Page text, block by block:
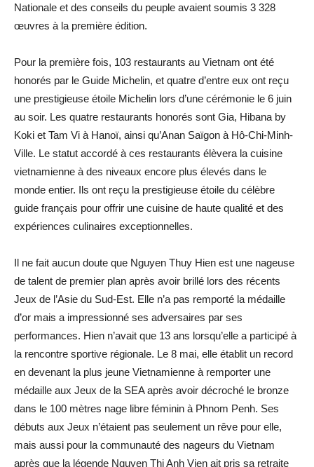
Nationale et des conseils du peuple avaient soumis 3 328
œuvres à la première édition.
Pour la première fois, 103 restaurants au Vietnam ont été
honorés par le Guide Michelin, et quatre d’entre eux ont reçu
une prestigieuse étoile Michelin lors d’une cérémonie le 6 juin
au soir. Les quatre restaurants honorés sont Gia, Hibana by
Koki et Tam Vi à Hanoï, ainsi qu’Anan Saïgon à Hô-Chi-Minh-
Ville. Le statut accordé à ces restaurants élèvera la cuisine
vietnamienne à des niveaux encore plus élevés dans le
monde entier. Ils ont reçu la prestigieuse étoile du célèbre
guide français pour offrir une cuisine de haute qualité et des
expériences culinaires exceptionnelles.
Il ne fait aucun doute que Nguyen Thuy Hien est une nageuse
de talent de premier plan après avoir brillé lors des récents
Jeux de l’Asie du Sud-Est. Elle n’a pas remporté la médaille
d’or mais a impressionné ses adversaires par ses
performances. Hien n’avait que 13 ans lorsqu’elle a participé à
la rencontre sportive régionale. Le 8 mai, elle établit un record
en devenant la plus jeune Vietnamienne à remporter une
médaille aux Jeux de la SEA après avoir décroché le bronze
dans le 100 mètres nage libre féminin à Phnom Penh. Ses
débuts aux Jeux n’étaient pas seulement un rêve pour elle,
mais aussi pour la communauté des nageurs du Vietnam
après que la légende Nguyen Thị Anh Vien ait pris sa retraite